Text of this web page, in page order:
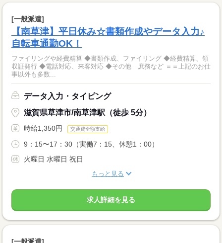
[一般派遣]
【南草津】平日休み☆書類作成やデータ入力♪
自転車通勤OK！
ファイリングや経費精算 ◆書類作成、ファイリング ◆経費精算、領
収証発行 ◆電話対応、来客対応 ◆その他 庶務など ＝＝上記のお仕
事以外も多数...
データ入力・タイピング
滋賀県草津市/南草津駅（徒歩 5分）
時給1,350円 交通費全額支給
9：15〜17：30（実働7：15、休憩1：00）
火曜日 水曜日 祝日
もっと見る
求人詳細を見る
[一般派遣]